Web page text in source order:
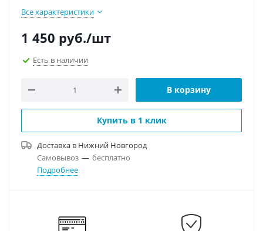
Все характеристики
1 450 руб./шт
Есть в наличии
В корзину
Купить в 1 клик
Доставка в Нижний Новгород
Самовывоз — бесплатно
Подробнее